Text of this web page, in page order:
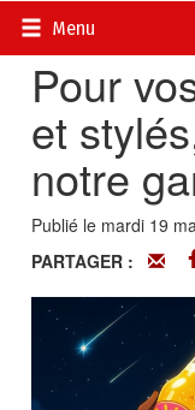
Menu
Accueil>
Pour
et
notre
Publié le mardi 19
PARTAGER :